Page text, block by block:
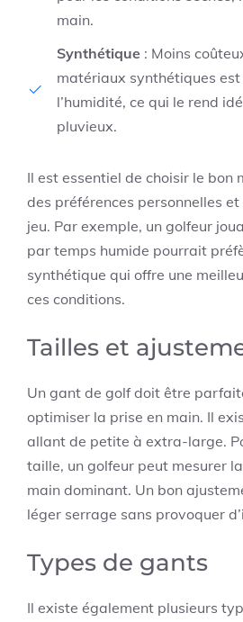
main.
Synthétique : Moins
matériaux synthétiques
l’humidité, ce qui le rend
pluvieux.
Il est essentiel de choisir le bon
des préférences personnelles
jeu. Par exemple, un golfeur
par temps humide pourrait
synthétique qui offre une
ces conditions.
Tailles et
Un gant de golf doit être
optimiser la prise en main. Il
allant de petite à extra-large.
taille, un golfeur peut mesurer
main dominant. Un bon
léger serrage sans provoquer
Types de gants
Il existe également plusieurs